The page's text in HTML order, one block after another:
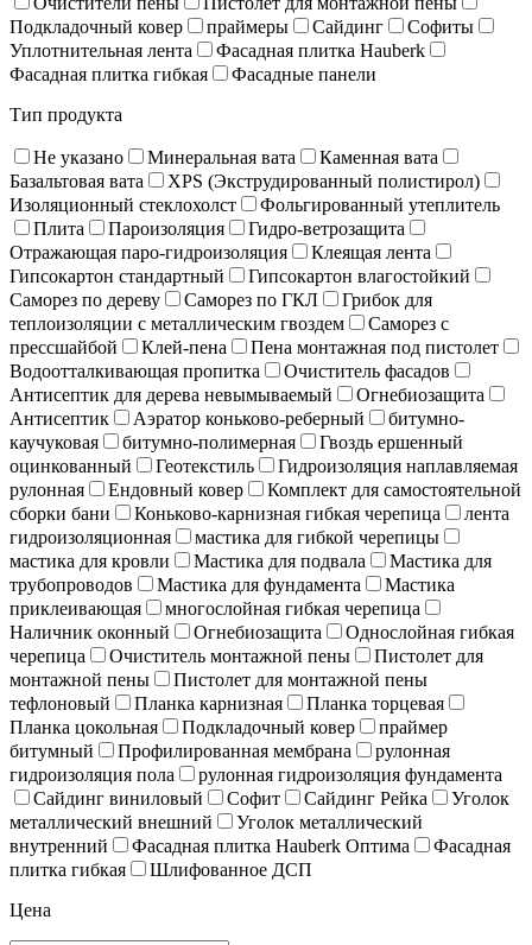
Подкладочный ковер
праймеры Сайдинг
Софиты
Уплотнительная лента
Фасадная плитка Hauberk
Фасадная плитка гибкая
Фасадные панели
Тип продукта
Не указано Минеральная вата
Каменная вата
Базальтовая вата
XPS (Экструдированный полистирол)
Изоляционный стеклохолст
Фольгированный утеплитель
Плита
Пароизоляция
Гидро-ветрозащита
Отражающая паро-гидроизоляция
Клеящая лента
Гипсокартон стандартный
Гипсокартон влагостойкий
Саморез по дереву
Саморез по ГКЛ
Грибок для
теплоизоляции с металлическим гвоздем
Саморез с
прессшайбой
Клей-пена
Пена монтажная под пистолет
Водоотталкивающая пропитка
Очиститель фасадов
Антисептик для дерева невымываемый
Огнебиозащита
Антисептик
Аэратор коньково-реберный
битумно-
каучуковая
битумно-полимерная
Гвоздь ершенный
оцинкованный
Геотекстиль
Гидроизоляция наплавляемая
рулонная
Ендовный ковер
Комплект для самостоятельной
сборки бани
Коньково-карнизная гибкая черепица
лента
гидроизоляционная
мастика для гибкой черепицы
мастика для кровли
Мастика для подвала
Мастика для
трубопроводов
Мастика для фундамента
Мастика
приклеивающая
многослойная гибкая черепица
Наличник оконный
Огнебиозащита
Однослойная гибкая
черепица
Очиститель монтажной пены
Пистолет для
монтажной пены
Пистолет для монтажной пены
тефлоновый
Планка карнизная
Планка торцевая
Планка цокольная
Подкладочный ковер
праймер
битумный
Профилированная мембрана
рулонная
гидроизоляция пола
рулонная гидроизоляция фундамента
Сайдинг виниловый
Софит Сайдинг Рейка
Уголок
металлический внешний
Уголок металлический
внутренний
Фасадная плитка Hauberk Оптима
Фасадная
плитка гибкая
Шлифованное ДСП
Цена